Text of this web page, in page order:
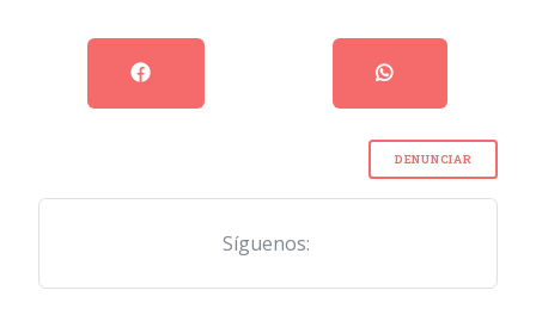
DENUNCIAR
Síguenos: